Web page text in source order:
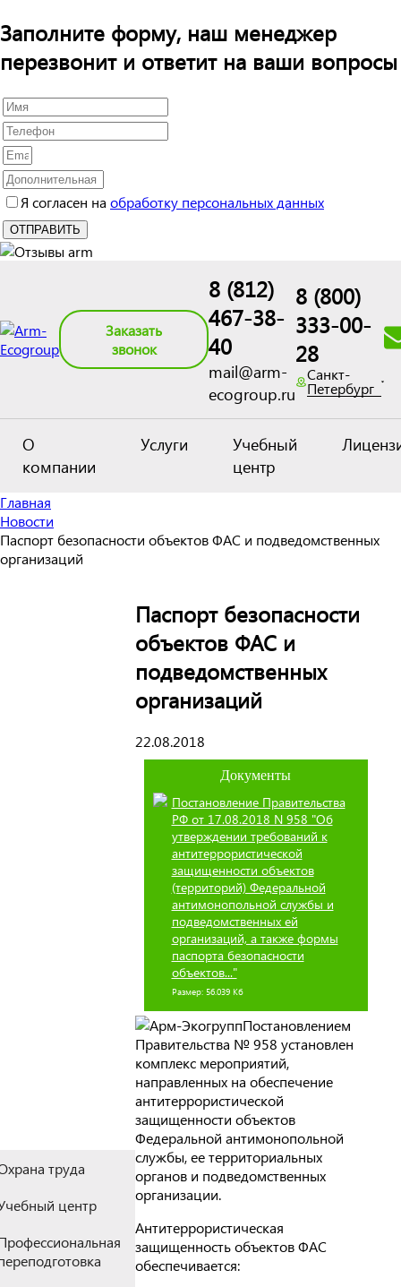
Заполните форму, наш менеджер
перезвонит и ответит на ваши вопросы
Я согласен на обработку персональных данных
Заказать
звонок
8 (812)
467-38-
40
mail@arm-
ecogroup.ru
8 (800)
333-00-
28
Санкт-
Петербург
О
компании
Услуги
Учебный
центр
Главная
Новости
Паспорт безопасности объектов ФАС и подведомственных
организаций
труда
центр
Паспорт безопасности
объектов ФАС и
подведомственных
организаций
22.08.2018
Документы
Постановление Правительства
РФ от 17.08.2018 N 958 "Об
утверждении требований к
антитеррористической
защищенности объектов
(территорий) Федеральной
антимонопольной службы и
подведомственных ей
организаций, а также формы
паспорта безопасности
объектов..."
Размер: 56.039 Кб
Постановлением
Правительства № 958 установлен
комплекс мероприятий,
направленных на обеспечение
антитеррористической
защищенности объектов
Федеральной антимонопольной
службы, ее территориальных
органов и подведомственных
организации.
Антитеррористическая
защищенность объектов ФАС
обеспечивается: